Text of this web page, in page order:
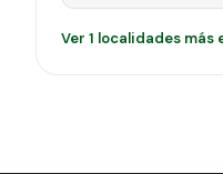
Ver 1 localidades más